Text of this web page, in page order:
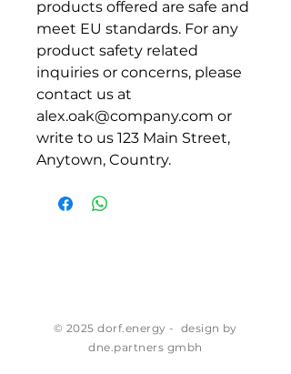
products offered are safe and
meet EU standards. For any
product safety related
inquiries or concerns, please
alex.oak@company.com or
write to us 123 Main Street,
Anytown, Country.
© 2025 dorf.energy - design by
dne.partners gmbh